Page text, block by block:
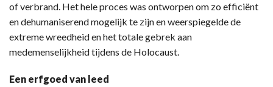
of verbrand. Het hele proces was ontworpen om zo efficiënt
en dehumaniserend mogelijk te zijn en weerspiegelde de
extreme wreedheid en het totale gebrek aan
medemenselijkheid tijdens de Holocaust.
Een erfgoed van leed